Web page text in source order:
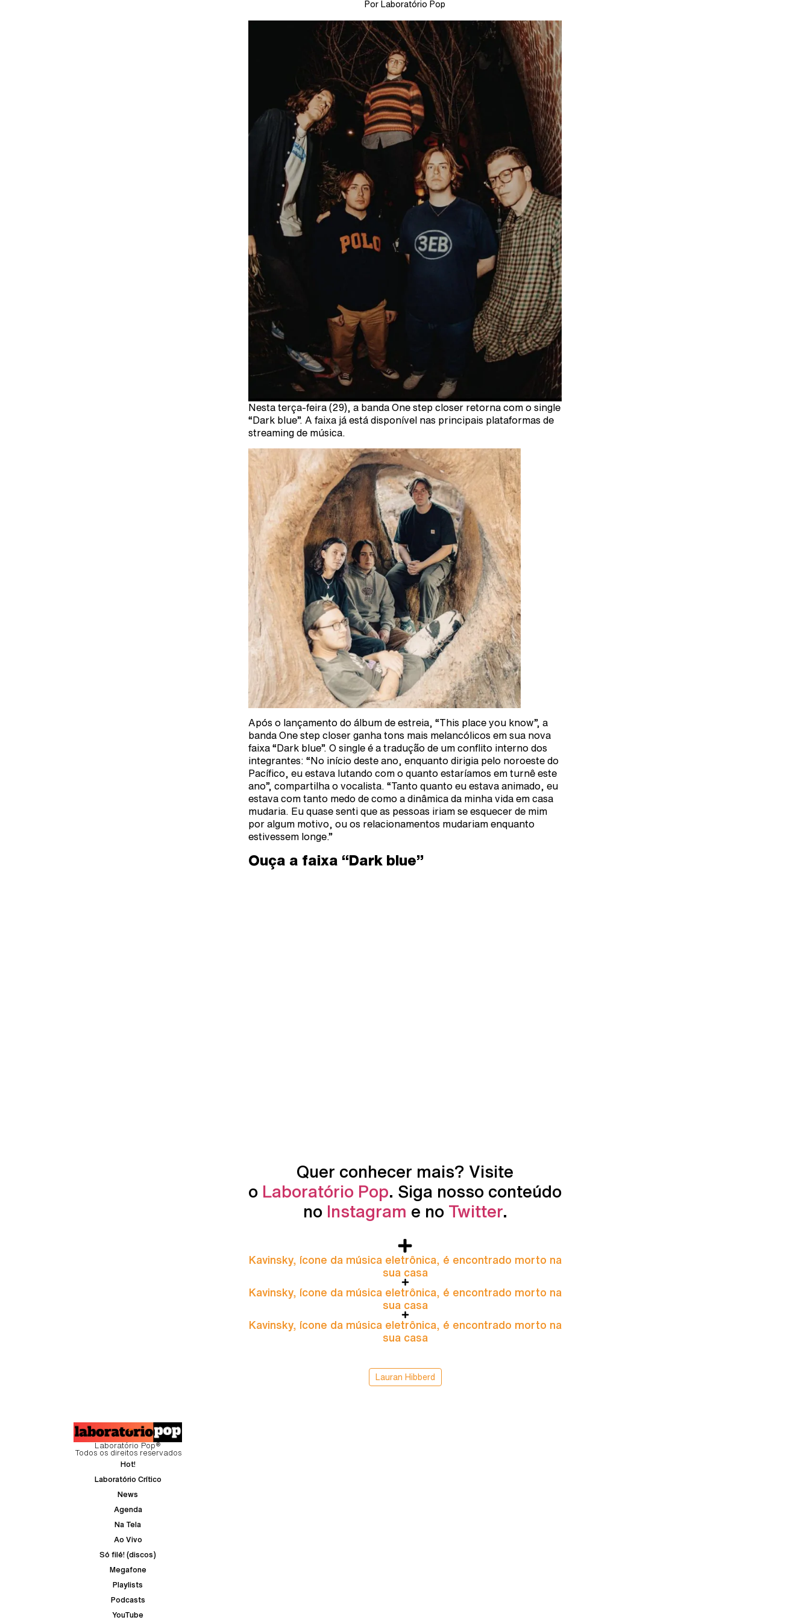
Por Laboratório Pop
Nesta terça-feira (29), a banda One step closer retorna com o single
“Dark blue”. A faixa já está disponível nas principais plataformas de
streaming de música.
Após o lançamento do álbum de estreia, “This place you know”, a
banda One step closer ganha tons mais melancólicos em sua nova
faixa “Dark blue”. O single é a tradução de um conflito interno dos
integrantes: “No início deste ano, enquanto dirigia pelo noroeste do
Pacífico, eu estava lutando com o quanto estaríamos em turnê este
ano”, compartilha o vocalista. “Tanto quanto eu estava animado, eu
estava com tanto medo de como a dinâmica da minha vida em casa
mudaria. Eu quase senti que as pessoas iriam se esquecer de mim
por algum motivo, ou os relacionamentos mudariam enquanto
estivessem longe.”
Ouça a faixa “Dark blue”
Quer conhecer mais? Visite
o Laboratório Pop. Siga nosso conteúdo
no Instagram e no Twitter.
Kavinsky, ícone da música eletrônica, é encontrado morto na
sua casa
Kavinsky, ícone da música eletrônica, é encontrado morto na
sua casa
Kavinsky, ícone da música eletrônica, é encontrado morto na
sua casa
Lauran Hibberd
Laboratório Pop®
Todos os direitos reservados
Hot!
Laboratório Crítico
News
Agenda
Na Tela
Ao Vivo
Só filé! (discos)
Megafone
Playlists
Podcasts
YouTube